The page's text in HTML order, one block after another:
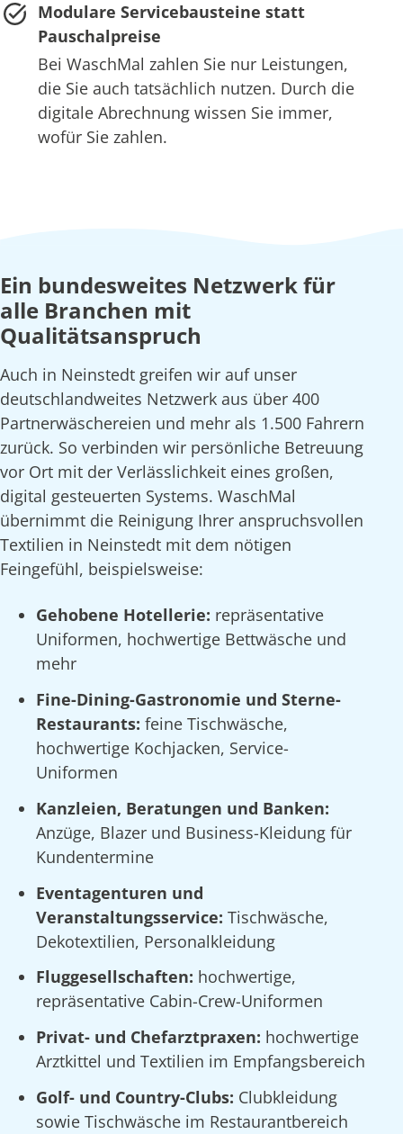
Modulare Servicebausteine statt
Pauschalpreise
Bei WaschMal zahlen Sie nur Leistungen,
die Sie auch tatsächlich nutzen. Durch die
digitale Abrechnung wissen Sie immer,
wofür Sie zahlen.
Ein bundesweites Netzwerk für
alle Branchen mit
Qualitätsanspruch
Auch in Neinstedt greifen wir auf unser
deutschlandweites Netzwerk aus über 400
Partnerwäschereien und mehr als 1.500 Fahrern
zurück. So verbinden wir persönliche Betreuung
vor Ort mit der Verlässlichkeit eines großen,
digital gesteuerten Systems. WaschMal
übernimmt die Reinigung Ihrer anspruchsvollen
Textilien in Neinstedt mit dem nötigen
Feingefühl, beispielsweise:
Gehobene Hotellerie: repräsentative
Uniformen, hochwertige Bettwäsche und
mehr
Fine-Dining-Gastronomie und Sterne-
Restaurants: feine Tischwäsche,
hochwertige Kochjacken, Service-
Uniformen
Kanzleien, Beratungen und Banken:
Anzüge, Blazer und Business-Kleidung für
Kundentermine
Eventagenturen und
Veranstaltungsservice: Tischwäsche,
Dekotextilien, Personalkleidung
Fluggesellschaften: hochwertige,
repräsentative Cabin-Crew-Uniformen
Privat- und Chefarztpraxen: hochwertige
Arztkittel und Textilien im Empfangsbereich
Golf- und Country-Clubs: Clubkleidung
sowie Tischwäsche im Restaurantbereich